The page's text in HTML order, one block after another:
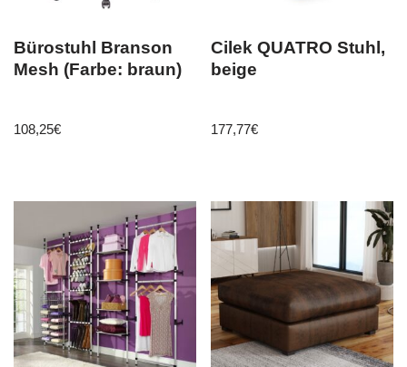
Bürostuhl Branson
Mesh (Farbe: braun)
108,25€
Cilek QUATRO Stuhl,
beige
177,77€